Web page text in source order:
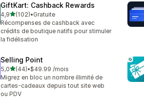
GiftKart: Cashback Rewards
4,9étoile(s) sur 5
(102)
102 avis au total
•Gratuite
Récompenses de cashback avec
crédits de boutique natifs pour stimuler
la fidélisation
Selling Point
5,0étoile(s) sur 5
(44)
44 avis au total
•$49.99 /mois
Migrez en bloc un nombre illimité de
cartes-cadeaux depuis tout site web
ou PDV